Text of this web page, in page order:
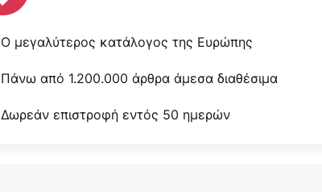
Ο μεγαλύτερος κατάλογος της Ευρώπης
Πάνω από 1.200.000 άρθρα άμεσα διαθέσιμα
Δωρεάν επιστροφή εντός 50 ημερών